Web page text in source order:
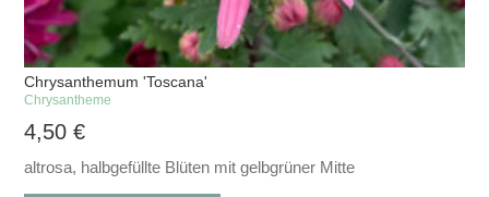
Chrysanthemum 'Toscana'
Chrysantheme
4,50€
altrosa, halbgefüllte Blüten mit gelbgrüner Mitte